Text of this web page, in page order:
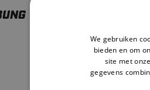
We gebruiken
bieden en om
site met
gegevens